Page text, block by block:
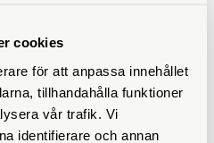
cookies
för att anpassa innehållet
tillhandahålla funktioner
vår trafik. Vi
identifierare och annan
949 SEK